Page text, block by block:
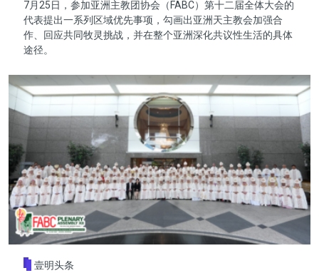
7月25日，参加亚洲主教团协会（FABC）第十二届全体大会的
代表提出一系列区域优先事项，勾画出亚洲天主教会加强合
作、回应共同牧灵挑战，并在整个亚洲深化共议性生活的具体
途径。
壹明头条